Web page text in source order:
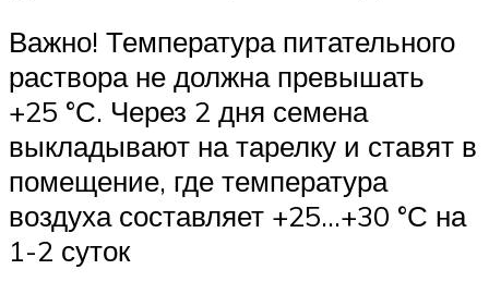
Важно! Температура питательного
раствора не должна превышать
+25 °С. Через 2 дня семена
выкладывают на тарелку и ставят в
помещение, где температура
воздуха составляет +25…+30 °С на
1-2 суток